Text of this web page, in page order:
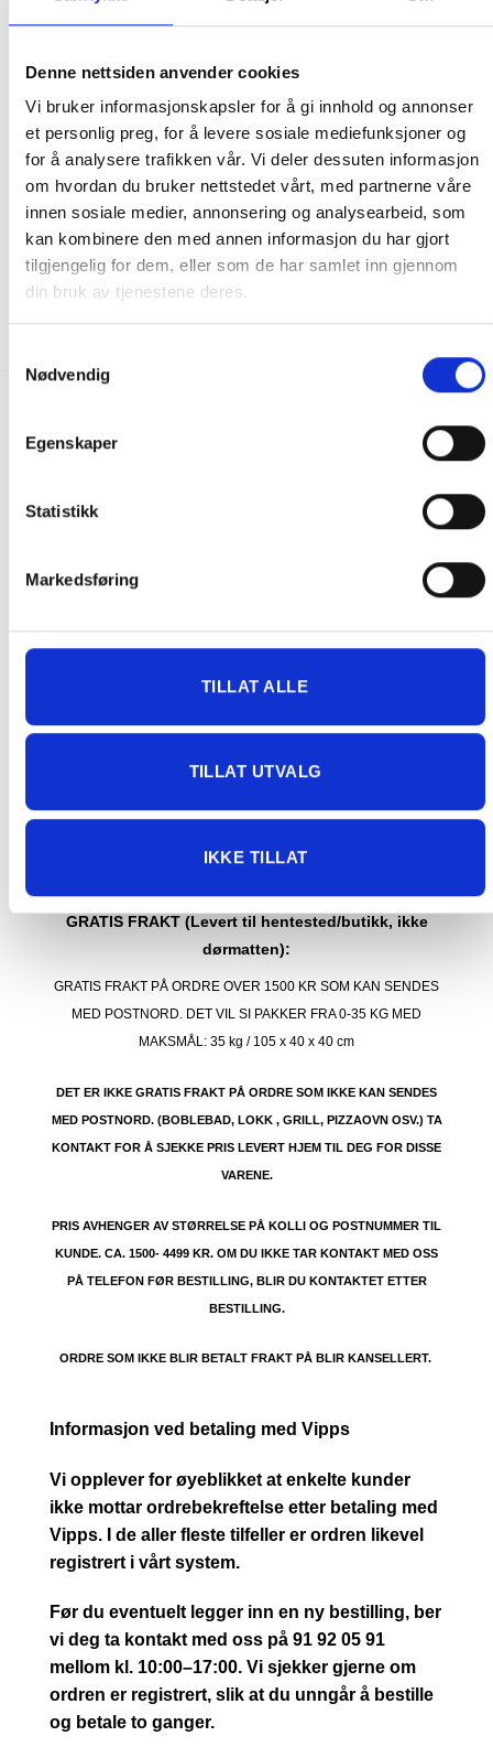
Denne nettsiden anvender cookies
Vi bruker informasjonskapsler for å gi innhold og annonser
et personlig preg, for å levere sosiale mediefunksjoner og
for å analysere trafikken vår. Vi deler dessuten informasjon
om hvordan du bruker nettstedet vårt, med partnerne våre
innen sosiale medier, annonsering og analysearbeid, som
kan kombinere den med annen informasjon du har gjort
tilgjengelig for dem, eller som de har samlet inn gjennom
din bruk av tjenestene deres.
Nødvendig
Egenskaper
Statistikk
Markedsføring
TILLAT ALLE
TILLAT UTVALG
IKKE TILLAT
KJØTT
Storfe T-bone 500g Greater
Omaha
399.00
KJØTT
Ibérico Costilla spareribs
kr
Pakke til hentested. Velg enten Postnord eller Bring i
Med Sporing
Har du ikke fått noen alternativ på frakt på din pakke så er
mulig for skade under transport.Noen produkter selges kun i
GRATIS FRAKT (Levert til hentested/butikk, ikke
dørmatten):
GRATIS FRAKT PÅ ORDRE OVER 1500 KR SOM KAN SENDES
MED POSTNORD. DET VIL SI PAKKER FRA 0-35 KG MED
MAKSMÅL: 35 kg / 105 x 40 x 40 cm
DET ER IKKE GRATIS FRAKT PÅ ORDRE SOM IKKE KAN SENDES
MED POSTNORD. (BOBLEBAD, LOKK , GRILL, PIZZAOVN OSV.) TA
KONTAKT FOR Å SJEKKE PRIS LEVERT HJEM TIL DEG FOR DISSE
VARENE.
PRIS AVHENGER AV STØRRELSE PÅ KOLLI OG POSTNUMMER TIL
KUNDE. CA. 1500- 4499 KR. OM DU IKKE TAR KONTAKT MED OSS
PÅ TELEFON FØR BESTILLING, BLIR DU KONTAKTET ETTER
BESTILLING.
ORDRE SOM IKKE BLIR BETALT FRAKT PÅ BLIR KANSELLERT.
Informasjon ved betaling med Vipps
Vi opplever for øyeblikket at enkelte kunder
ikke mottar ordrebekreftelse etter betaling med
Vipps. I de aller fleste tilfeller er ordren likevel
registrert i vårt system.
Før du eventuelt legger inn en ny bestilling, ber
vi deg ta kontakt med oss på 91 92 05 91
mellom kl. 10:00–17:00. Vi sjekker gjerne om
ordren er registrert, slik at du unngår å bestille
og betale to ganger.